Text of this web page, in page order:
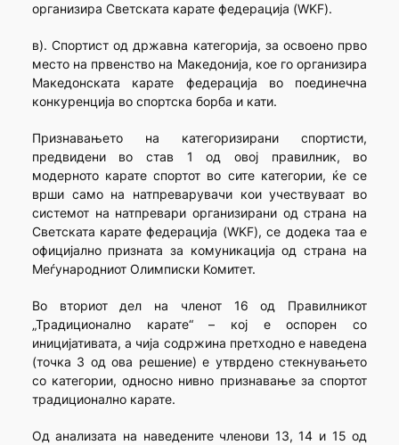
организира Светската карате федерација (WKF).
в). Спортист од државна категорија, за освоено прво
место на првенство на Македонија, кое го организира
Македонската карате федерација во поединечна
конкуренција во спортска борба и кати.
Признавањето на категоризирани спортисти,
предвидени во став 1 од овој правилник, во
модерното карате спортот во сите категории, ќе се
врши само на натпреварувачи кои учествуваат во
системот на натпревари организирани од страна на
Светската карате федерација (WKF), се додека таа е
официјално призната за комуникација од страна на
Меѓународниот Олимписки Комитет.
Во вториот дел на членот 16 од Правилникот
„Традиционално карате“ – кој е оспорен со
иницијативата, а чија содржина претходно е наведена
(точка 3 од ова решение) е утврдено стекнувањето
со категории, односно нивно признавање за спортот
традиционално карате.
Од анализата на наведените членови 13, 14 и 15 од